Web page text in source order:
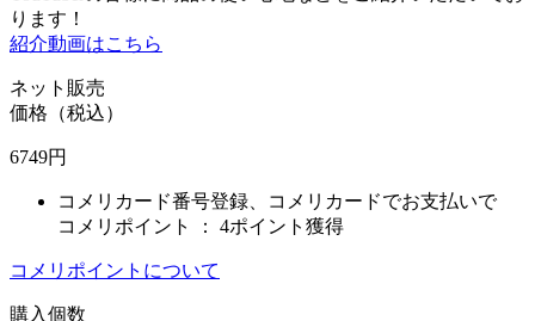
ります！
紹介動画はこちら
ネット販売
価格（税込）
6749円
コメリカード番号登録、コメリカードでお支払いで
コメリポイント ： 4ポイント獲得
コメリポイントについて
購入個数